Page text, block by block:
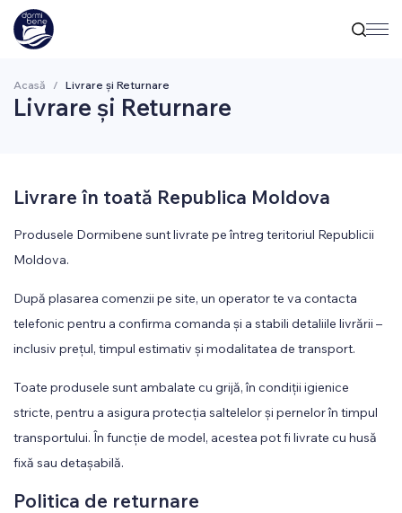
Acasă / Livrare și Returnare
Livrare și Returnare
Livrare în toată Republica Moldova
Produsele Dormibene sunt livrate pe întreg teritoriul Republicii
Moldova.
După plasarea comenzii pe site, un operator te va contacta
telefonic pentru a confirma comanda și a stabili detaliile livrării –
inclusiv prețul, timpul estimativ și modalitatea de transport.
Toate produsele sunt ambalate cu grijă, în condiții igienice
stricte, pentru a asigura protecția saltelelor și pernelor în timpul
transportului. În funcție de model, acestea pot fi livrate cu husă
fixă sau detașabilă.
Politica de returnare